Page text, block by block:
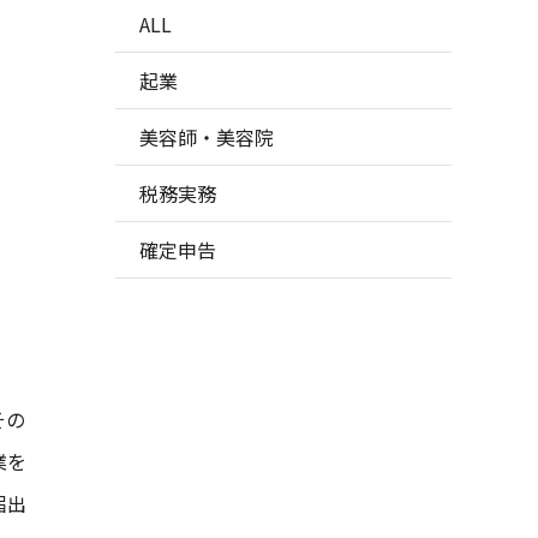
出
ALL
起業
美容師・美容院
税務実務
確定申告